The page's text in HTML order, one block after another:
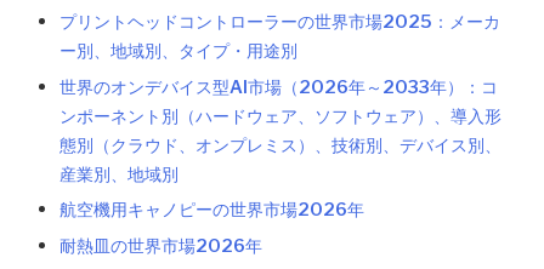
プリントヘッドコントローラーの世界市場2025：メーカ
ー別、地域別、タイプ・用途別
世界のオンデバイス型AI市場（2026年～2033年）：コ
ンポーネント別（ハードウェア、ソフトウェア）、導入形
態別（クラウド、オンプレミス）、技術別、デバイス別、
産業別、地域別
航空機用キャノピーの世界市場2026年
耐熱皿の世界市場2026年